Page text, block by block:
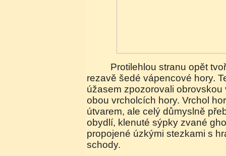
Protilehlou stranu opět tvořily vysoké skalnaté
rezavě šedé vápencové hory.
úžasem zpozorovali
obou vrcholcích hory. Vrchol
útvarem, ale celý důmyslně
obydlí, klenuté sýpky zvané
propojené úzkými stezkami s
schody.